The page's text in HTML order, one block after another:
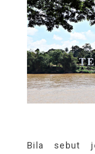
Bila sebut